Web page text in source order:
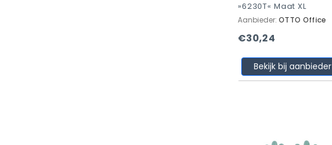
»6230T« Maat XL
Aanbieder: OTTO Office
€30,24
Bekijk bij aanbieder